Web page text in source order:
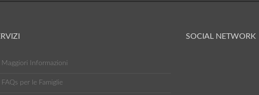
Maggiori Informazioni
FAQs per le Famiglie
SOCIAL NETWORK